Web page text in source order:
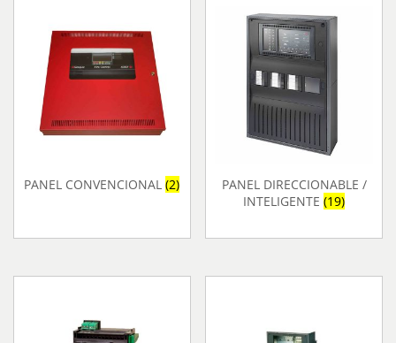
PANEL CONVENCIONAL(2)
PANEL DIRECCIONABLE /
INTELIGENTE(19)